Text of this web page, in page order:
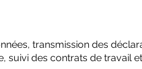
transmission des
suivi des contrats de travail